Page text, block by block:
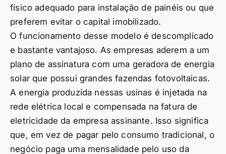
físico adequado para instalação de painéis ou que
preferem evitar o capital imobilizado.
O funcionamento desse modelo é descomplicado
e bastante vantajoso. As empresas aderem a um
plano de assinatura com uma geradora de energia
solar que possui grandes fazendas fotovoltaicas.
A energia produzida nessas usinas é injetada na
rede elétrica local e compensada na fatura de
eletricidade da empresa assinante. Isso significa
que, em vez de pagar pelo consumo tradicional, o
negócio paga uma mensalidade pelo uso da